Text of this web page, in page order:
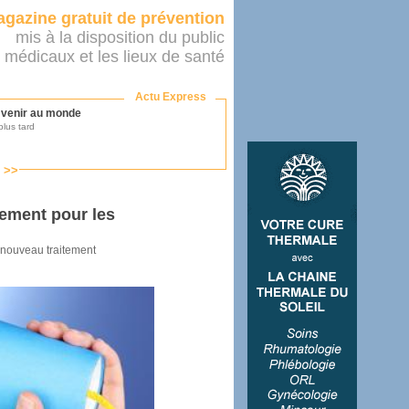
gratuit de prévention
mis à la disposition du public
et les lieux de santé
Actu Express
>>
au monde
tard
par le ministère...pour les
traitement